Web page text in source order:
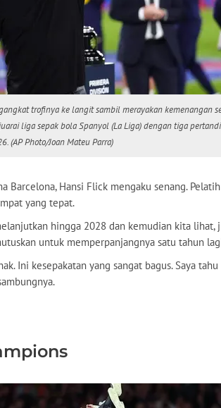
trofinya ke langit sambil merayakan kemenangan
liga sepak bola Spanyol (La Liga) dengan tiga
(AP Photo/Joan Mateu Parra)
Barcelona, Hansi Flick mengaku senang.
yang tepat.
hingga 2028 dan kemudian kita lihat,
untuk memperpanjangnya satu tahun
Ini kesepakatan yang sangat bagus. Saya tahu